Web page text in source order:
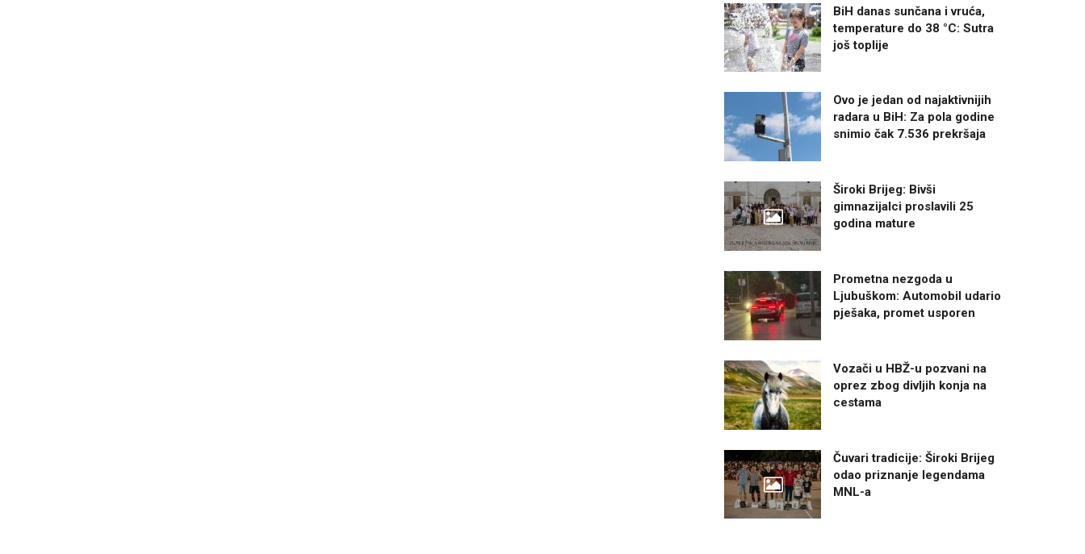
BiH danas sunčana i vruća,
temperature do 38 °C: Sutra
još toplije
Ovo je jedan od najaktivnijih
radara u BiH: Za pola godine
snimio čak 7.536 prekršaja
Široki Brijeg: Bivši
gimnazijalci proslavili 25
godina mature
Prometna nezgoda u
Ljubuškom: Automobil udario
pješaka, promet usporen
Vozači u HBŽ-u pozvani na
oprez zbog divljih konja na
cestama
Čuvari tradicije: Široki Brijeg
odao priznanje legendama
MNL-a